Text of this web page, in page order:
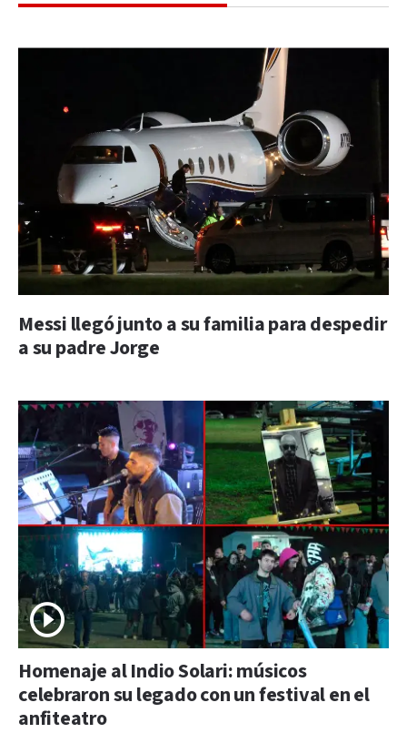
Messi llegó junto a su familia para despedir
a su padre Jorge
Homenaje al Indio Solari: músicos
celebraron su legado con un festival en el
anfiteatro